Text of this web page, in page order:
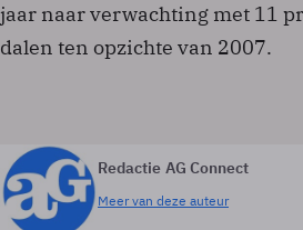
jaar naar verwachting met 11
dalen ten opzichte van 2007.
Redactie AG Connect
Meer van deze auteur